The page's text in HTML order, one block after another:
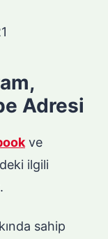
Adresi
ve
ilgili
sahip